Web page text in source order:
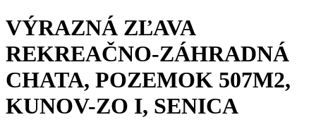
VÝRAZNÁ ZĽAVA
REKREAČNO-ZÁHRADNÁ
CHATA, POZEMOK 507M2,
KUNOV-ZO I, SENICA